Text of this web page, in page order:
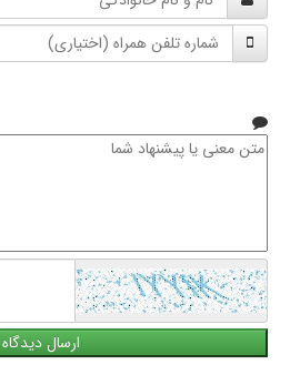
و
نام
خانوادگی
شماره
تلفن
متن